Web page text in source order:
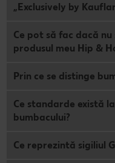
„Exclusively by
Ce pot să fac dacă
produsul meu Hip &
Prin ce se distinge
Ce standarde există
bumbacului?
Ce reprezintă sigiliul